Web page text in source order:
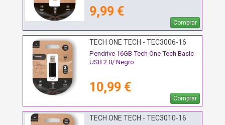
9,99 €
Comprar
TECH ONE TECH - TEC3006-16
Pendrive 16GB Tech One Tech Basic
USB 2.0/ Negro
10,99 €
Comprar
TECH ONE TECH - TEC3010-16